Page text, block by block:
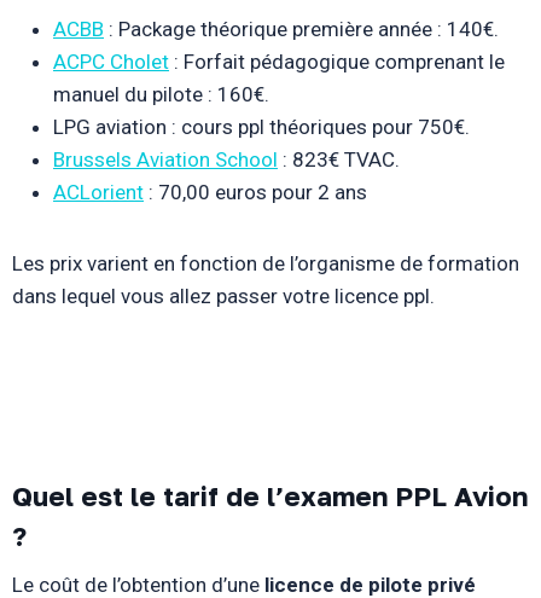
ACBB : Package théorique première année : 140€.
ACPC Cholet : Forfait pédagogique comprenant le
manuel du pilote : 160€.
LPG aviation : cours ppl théoriques pour 750€.
Brussels Aviation School : 823€ TVAC.
ACLorient : 70,00 euros pour 2 ans
Les prix varient en fonction de l’organisme de formation
dans lequel vous allez passer votre licence ppl.
Quel est le tarif de l’examen PPL Avion
?
Le coût de l’obtention d’une licence de pilote privé